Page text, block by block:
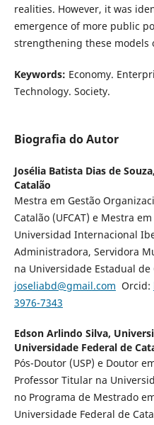
realities. However, it was
emergence of more public
strengthening these models
Keywords: Economy.
Technology. Society.
Biografia do Autor
Josélia Batista Dias de Souza,
Catalão
Mestra em Gestão
Catalão (UFCAT) e Mestra
Universidad Internacional
Administradora, Servidora
na Universidade Estadual de
joseliabd@gmail.com Orcid:
3976-7343
Edson Arlindo Silva,
Universidade Federal de
Pós-Doutor (USP) e Doutor
Professor Titular na
no Programa de Mestrado
Universidade Federal de